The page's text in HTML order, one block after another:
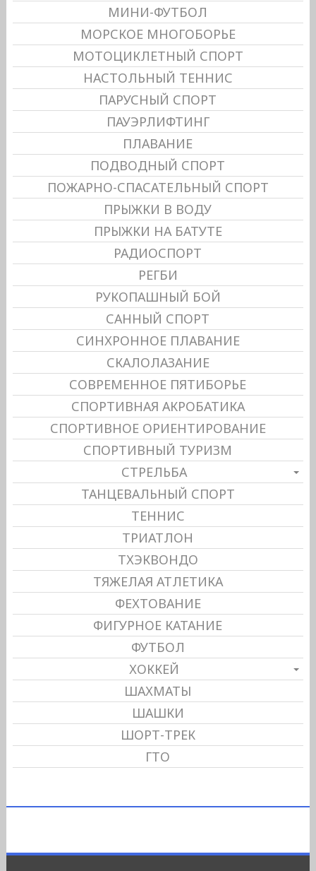
МИНИ-ФУТБОЛ
МОРСКОЕ МНОГОБОРЬЕ
МОТОЦИКЛЕТНЫЙ СПОРТ
НАСТОЛЬНЫЙ ТЕННИС
ПАРУСНЫЙ СПОРТ
ПАУЭРЛИФТИНГ
ПЛАВАНИЕ
ПОДВОДНЫЙ СПОРТ
ПОЖАРНО-СПАСАТЕЛЬНЫЙ СПОРТ
ПРЫЖКИ В ВОДУ
ПРЫЖКИ НА БАТУТЕ
РАДИОСПОРТ
РЕГБИ
РУКОПАШНЫЙ БОЙ
САННЫЙ СПОРТ
СИНХРОННОЕ ПЛАВАНИЕ
СКАЛОЛАЗАНИЕ
СОВРЕМЕННОЕ ПЯТИБОРЬЕ
СПОРТИВНАЯ АКРОБАТИКА
СПОРТИВНОЕ ОРИЕНТИРОВАНИЕ
СПОРТИВНЫЙ ТУРИЗМ
СТРЕЛЬБА
ТАНЦЕВАЛЬНЫЙ СПОРТ
ТЕННИС
ТРИАТЛОН
ТХЭКВОНДО
ТЯЖЕЛАЯ АТЛЕТИКА
ФЕХТОВАНИЕ
ФИГУРНОЕ КАТАНИЕ
ФУТБОЛ
ХОККЕЙ
ШАХМАТЫ
ШАШКИ
ШОРТ-ТРЕК
ГТО